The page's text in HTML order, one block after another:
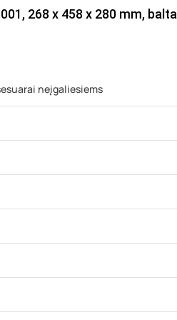
268 x 458 x 280 mm, balta
neįgaliesiems